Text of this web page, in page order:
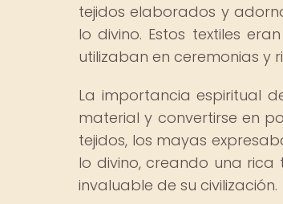
tejidos elaborados y
lo divino. Estos textiles
utilizaban en ceremonias y
La importancia espiritual
material y convertirse en
tejidos, los mayas
lo divino, creando una
invaluable de su civilización.